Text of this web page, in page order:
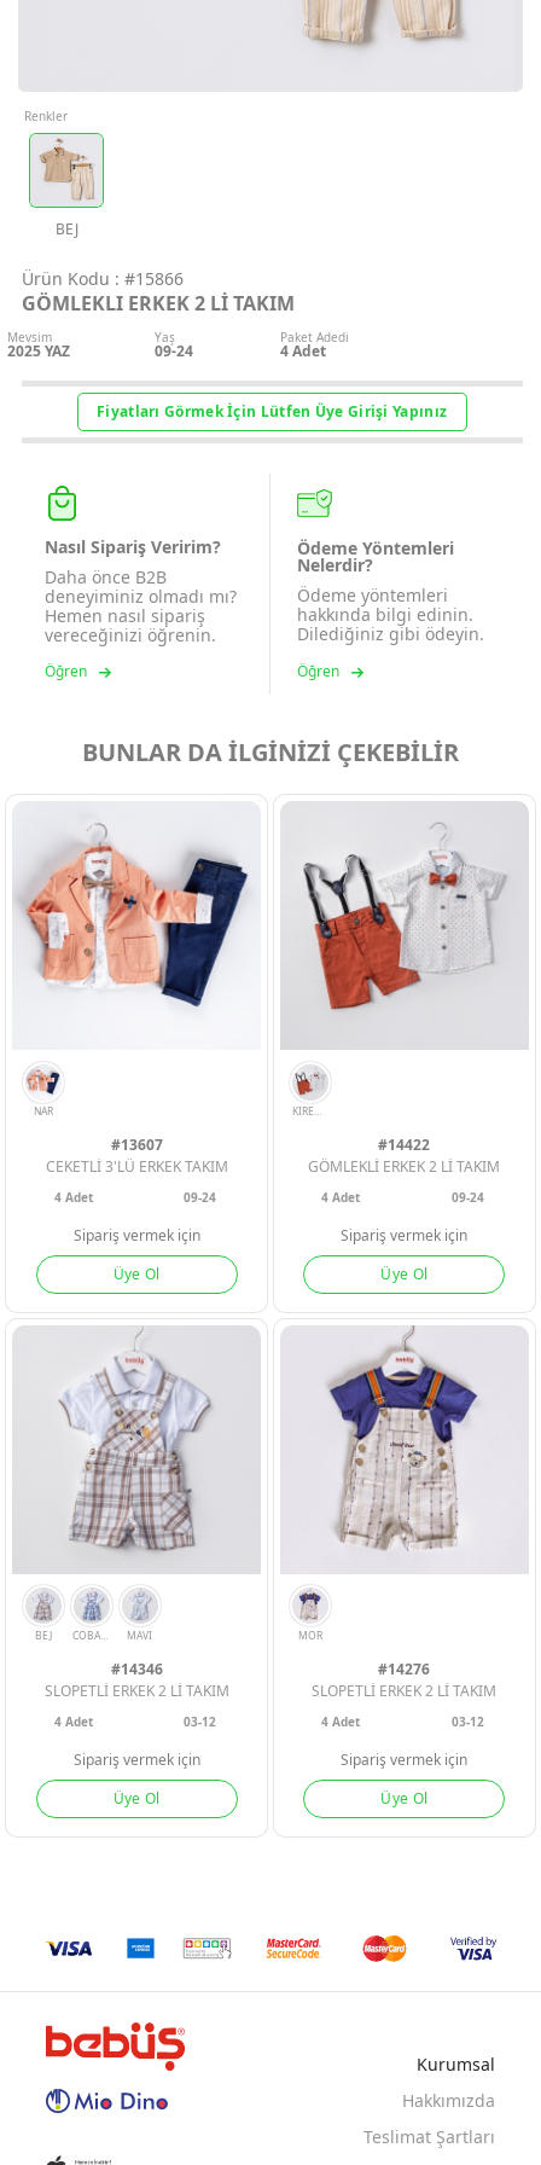
KIZ BEBEK
ERKEK
KIZ ÇOCUK
KIZ BEBEK
ERKEK
KIZ ÇOCUK
KIZ BEBEK
ERKEK
KIZ ÇOCUK
Geri Bildirim
İletişim
Müşteri
Üye Ol
Ürün Kodu : #15866
GÖMLEKLI ERKEK 2 Lİ TAKIM
Mevsim
2025 YAZ
Yaş
09-24
Paket Adedi
4Adet
Renkler
BEJ
Fiyatları Görmek İçin Lütfen Üye Girişi Yapınız
Nasıl Sipariş Veririm?
Daha önce B2B
deneyiminiz olmadı mı?
Hemen nasıl sipariş
vereceğinizi öğrenin.
Öğren
Ödeme Yöntemleri
Nelerdir?
Ödeme yöntemleri
hakkında bilgi edinin.
Dilediğiniz gibi ödeyin.
Öğren
BUNLAR DA İLGİNİZİ ÇEKEBİLİR
NAR
#13607
CEKETLİ 3'LÜ ERKEK TAKIM
4 Adet 09-24
Sipariş vermek için
Üye Ol
KIREMIT
#14422
GÖMLEKLİ ERKEK 2 Lİ TAKIM
4Adet 09-24
Sipariş vermek için
Üye Ol
MAVI
#14346
SLOPETLİ ERKEK 2 Lİ TAKIM
4 Adet 03-12
Sipariş vermek için
Üye Ol
#14276
SLOPETLİ ERKEK 2 Lİ TAKIM
4Adet 03-12
Sipariş vermek için
Üye Ol
Kurumsal
Hakkımızda
Teslimat Şartları